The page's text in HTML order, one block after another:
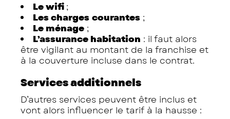
Le wifi ;
Les charges courantes ;
Le ménage ;
L’assurance habitation : il faut alors
être vigilant au montant de la franchise et
à la couverture incluse dans le contrat.
Services additionnels
D’autres services peuvent être inclus et
vont alors influencer le tarif à la hausse :